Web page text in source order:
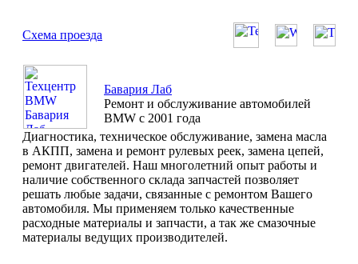
Схема проезда
Бавария Лаб
Ремонт и обслуживание автомобилей
BMW с 2001 года
Диагностика, техническое обслуживание, замена масла
в АКПП, замена и ремонт рулевых реек, замена цепей,
ремонт двигателей. Наш многолетний опыт работы и
наличие собственного склада запчастей позволяет
решать любые задачи, связанные с ремонтом Вашего
автомобиля. Мы применяем только качественные
расходные материалы и запчасти, а так же смазочные
материалы ведущих производителей.